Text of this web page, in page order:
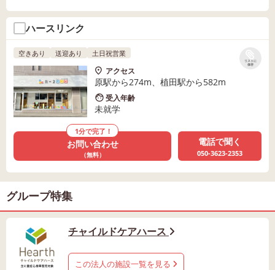
ハースリンク
リストに
保存
空きあり 送迎あり 土日祝営業
アクセス
原駅から274m、植田駅から582m
受入年齢
未就学
1分で完了！
お問い合わせ
（無料）
電話で聞く
050-3623-2353
グループ特集
チャイルドケアハース
この法人の施設一覧を見る